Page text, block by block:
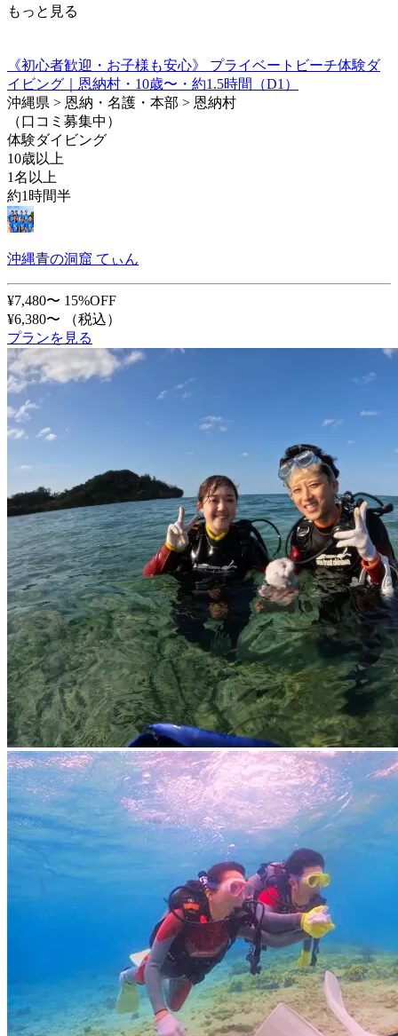
もっと見る
《初心者歓迎・お子様も安心》 プライベートビーチ体験ダ
イビング｜恩納村・10歳〜・約1.5時間（D1）
沖縄県 > 恩納・名護・本部 > 恩納村
（口コミ募集中）
体験ダイビング
10歳以上
1名以上
約1時間半
沖縄青の洞窟 てぃん
¥7,480〜 15%OFF
¥6,380〜
（税込）
プランを見る